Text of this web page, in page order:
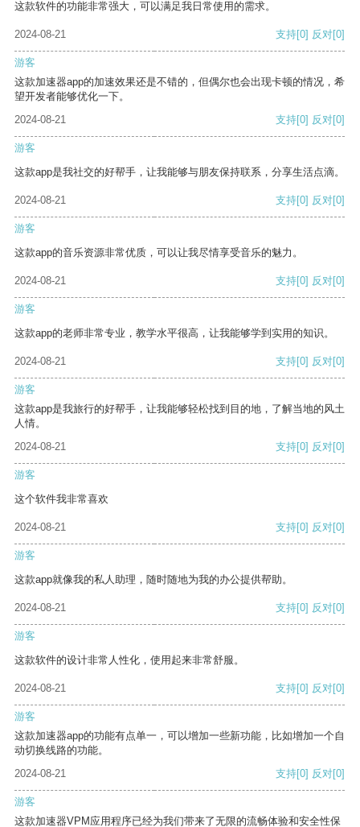
这款软件的功能非常强大，可以满足我日常使用的需求。
2024-08-21 支持[0] 反对[0]
游客
这款加速器app的加速效果还是不错的，但偶尔也会出现卡顿的情况，希
望开发者能够优化一下。
2024-08-21
支持[0] 反对[0]
游客
这款app是我社交的好帮手，让我能够与朋友保持联系，分享生活点滴。
2024-08-21 支持[0] 反对[0]
游客
这款app的音乐资源非常优质，可以让我尽情享受音乐的魅力。
2024-08-21 支持[0] 反对[0]
游客
这款app的老师非常专业，教学水平很高，让我能够学到实用的知识。
2024-08-21 支持[0] 反对[0]
游客
这款app是我旅行的好帮手，让我能够轻松找到目的地，了解当地的风土
人情。
2024-08-21
支持[0] 反对[0]
游客
这个软件我非常喜欢
2024-08-21 支持[0] 反对[0]
游客
这款app就像我的私人助理，随时随地为我的办公提供帮助。
2024-08-21 支持[0] 反对[0]
游客
这款软件的设计非常人性化，使用起来非常舒服。
2024-08-21 支持[0] 反对[0]
游客
这款加速器app的功能有点单一，可以增加一些新功能，比如增加一个自
动切换线路的功能。
2024-08-21
支持[0] 反对[0]
游客
这款加速器VPM应用程序已经为我们带来了无限的流畅体验和安全性保